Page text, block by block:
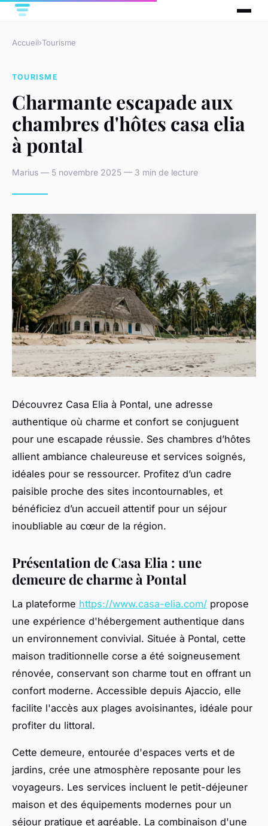
Accueil›Tourisme
TOURISME
Charmante escapade aux
chambres d'hôtes casa elia
à pontal
Marius — 5 novembre 2025 — 3 min de lecture
Découvrez Casa Elia à Pontal, une adresse
authentique où charme et confort se conjuguent
pour une escapade réussie. Ses chambres d’hôtes
allient ambiance chaleureuse et services soignés,
idéales pour se ressourcer. Profitez d’un cadre
paisible proche des sites incontournables, et
bénéficiez d’un accueil attentif pour un séjour
inoubliable au cœur de la région.
Présentation de Casa Elia : une
demeure de charme à Pontal
La plateforme https://www.casa-elia.com/ propose
une expérience d'hébergement authentique dans
un environnement convivial. Située à Pontal, cette
maison traditionnelle corse a été soigneusement
rénovée, conservant son charme tout en offrant un
confort moderne. Accessible depuis Ajaccio, elle
facilite l'accès aux plages avoisinantes, idéale pour
profiter du littoral.
Cette demeure, entourée d'espaces verts et de
jardins, crée une atmosphère reposante pour les
voyageurs. Les services incluent le petit-déjeuner
maison et des équipements modernes pour un
séjour pratique et agréable. La combinaison d'une